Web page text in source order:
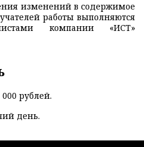
изменений в содержимое
работы выполняются
компании «ИСТ»
рублей.
день.